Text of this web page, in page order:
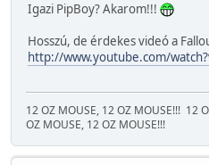
Igazi PipBoy? Akarom!!!
Hosszú, de érdekes videó a
http://www.youtube.com/
12 OZ MOUSE, 12 OZ MOUSE!!! 12
OZ MOUSE, 12 OZ MOUSE!!!